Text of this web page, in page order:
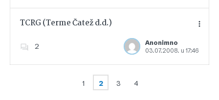
TCRG (Terme Čatež d.d.)
2
Anonimno
03.07.2008. u 17:46
Dodajte u favorite
1 2 3 4